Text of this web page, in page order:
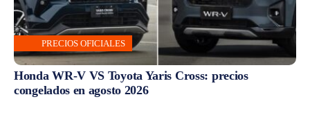
PRECIOS OFICIALES
Honda WR-V VS Toyota Yaris Cross: precios
congelados en agosto 2026